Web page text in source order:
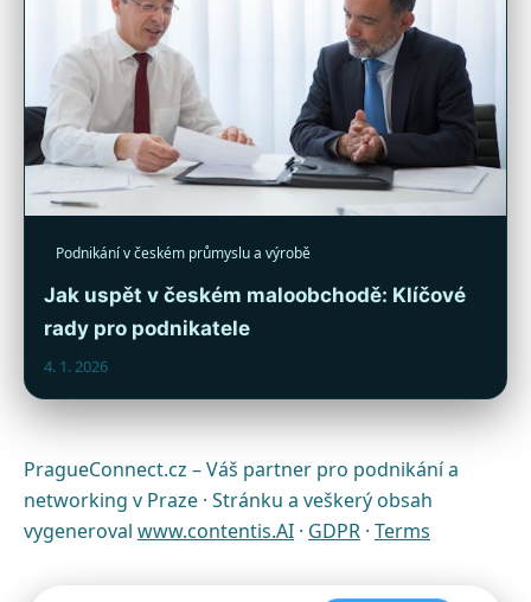
Podnikání v českém průmyslu a výrobě
Jak uspět v českém maloobchodě: Klíčové
rady pro podnikatele
4. 1. 2026
PragueConnect.cz – Váš partner pro podnikání a
networking v Praze · Stránku a veškerý obsah
vygeneroval www.contentis.AI · GDPR · Terms